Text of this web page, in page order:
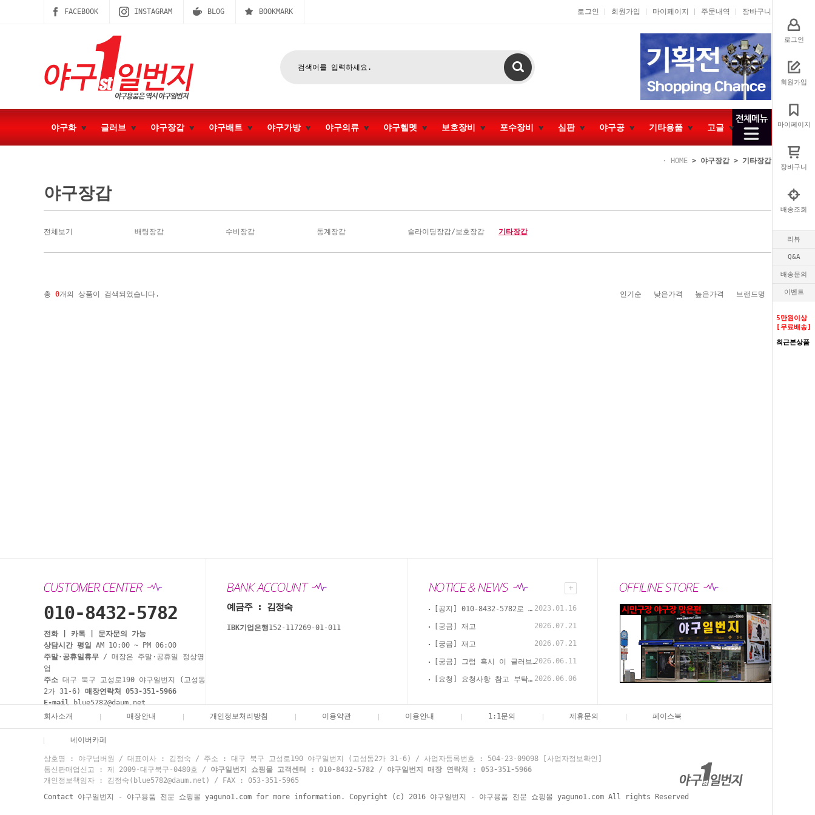
로그인
회원가입
마이페이지
장바구니
배송조회
리뷰
Q&A
배송문의
이벤트
5만원이상
[무료배송]
최근본상품
FACEBOOK INSTAGRAM BLOG BOOKMARK 로그인 회원가입 마이페이지 주문내역 장바구니
야구화 글러브 야구장갑 야구배트 야구가방 야구의류 야구헬멧 보호장비 포수장비 심판 야구공 기타용품 고글
HOME > 야구장갑> 기타장갑
야구장갑
전체보기 배팅장갑 수비장갑 동계장갑 슬라이딩장갑/보호장갑 기타장갑
총 0개의 상품이 검색되었습니다. 인기순 낮은가격 높은가격 브랜드명
010-8432-5782
전화 | 카톡 | 문자문의 가능
상담시간 평일
AM 10:00 ~ PM 06:00
주말·공휴일휴무 / 매장은 주말·공휴일 정상영
업
주소 대구 북구 고성로190 야구일번지 (고성동
2가 31-6) 매장연락처 053-351-5966
E-mailblue5782@daum.net
예금주 : 김정숙
IBK기업은행152-117269-01-011
[공지] 010-8432-5782로 카톡, 문자, 전화로 문의 부탁드립니다. 2023.01.16
[궁금] 재고 2026.07.21
[궁금] 재고 2026.07.21
[궁금] 그럼 혹시 이 글러브 경식으로 써도 괜찮을까요?2026.06.11
[요청] 요청사항 참고 부탁드립니다 2026.06.06
회사소개 매장안내 개인정보처리방침 이용약관 이용안내 1:1문의 제휴문의 페이스북
네이버카페
상호명 : 야구넘버원 / 대표이사 : 김정숙 / 주소 : 대구 북구 고성로190 야구일번지 (고성동2가 31-6) / 사업자등록번호 : 504-23-09098
[사업자정보확인]
통신판매업신고 : 제 2009-대구북구-0480호 / 야구일번지 쇼핑몰 고객센터 : 010-8432-5782 / 야구일번지 매장 연락처 : 053-351-5966
개인정보책임자 : 김정숙(blue5782@daum.net) / FAX : 053-351-5965
Contact 야구일번지 - 야구용품 전문 쇼핑몰 yaguno1.com for more information. Copyright (c) 2016 야구일번지 - 야구용품 전문 쇼핑몰 yaguno1.com All rights Reserved